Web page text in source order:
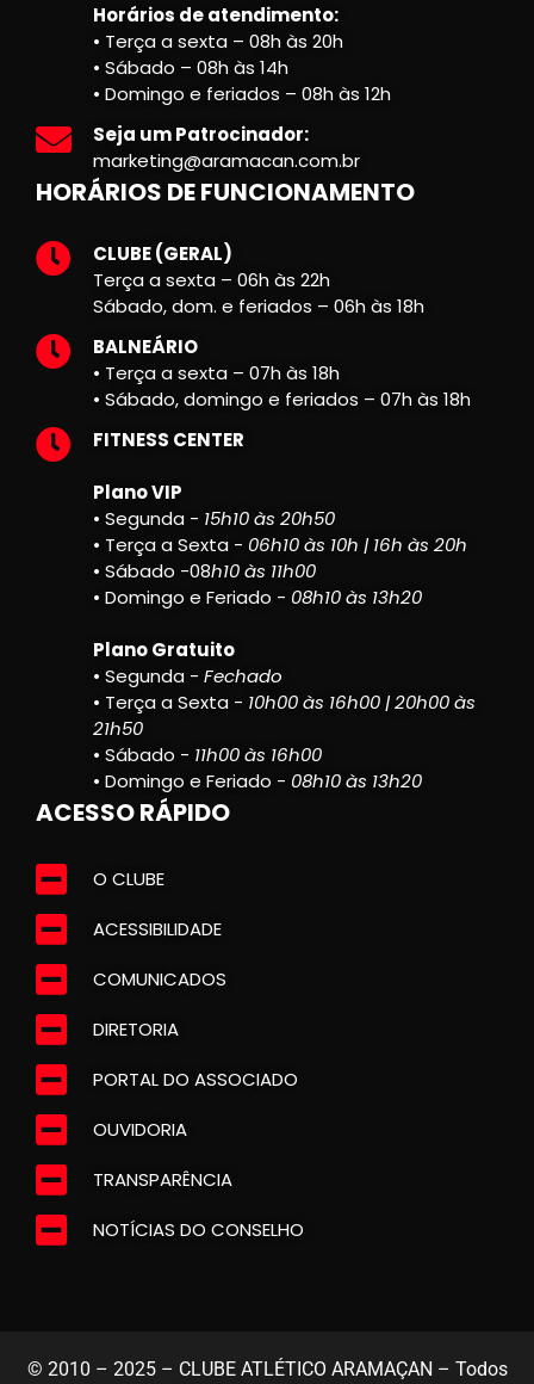
Horários de atendimento:
• Terça a sexta – 08h às 20h
• Sábado – 08h às 14h
• Domingo e feriados – 08h às 12h
Seja um Patrocinador:
marketing@aramacan.com.br
HORÁRIOS DE FUNCIONAMENTO
CLUBE (GERAL)
Terça a sexta – 06h às 22h
Sábado, dom. e feriados – 06h às 18h
BALNEÁRIO
• Terça a sexta – 07h às 18h
• Sábado, domingo e feriados – 07h às 18h
FITNESS CENTER
Plano VIP
• Segunda - 15h10 às 20h50
• Terça a Sexta - 06h10 às 10h | 16h às 20h
• Sábado -08h10 às 11h00
• Domingo e Feriado - 08h10 às 13h20
Plano Gratuito
• Segunda - Fechado
• Terça a Sexta - 10h00 às 16h00 | 20h00 às
21h50
• Sábado - 11h00 às 16h00
• Domingo e Feriado - 08h10 às 13h20
ACESSO RÁPIDO
O CLUBE
ACESSIBILIDADE
COMUNICADOS
DIRETORIA
PORTAL DO ASSOCIADO
OUVIDORIA
TRANSPARÊNCIA
NOTÍCIAS DO CONSELHO
© 2010 – 2025 – CLUBE ATLÉTICO ARAMAÇAN – Todos